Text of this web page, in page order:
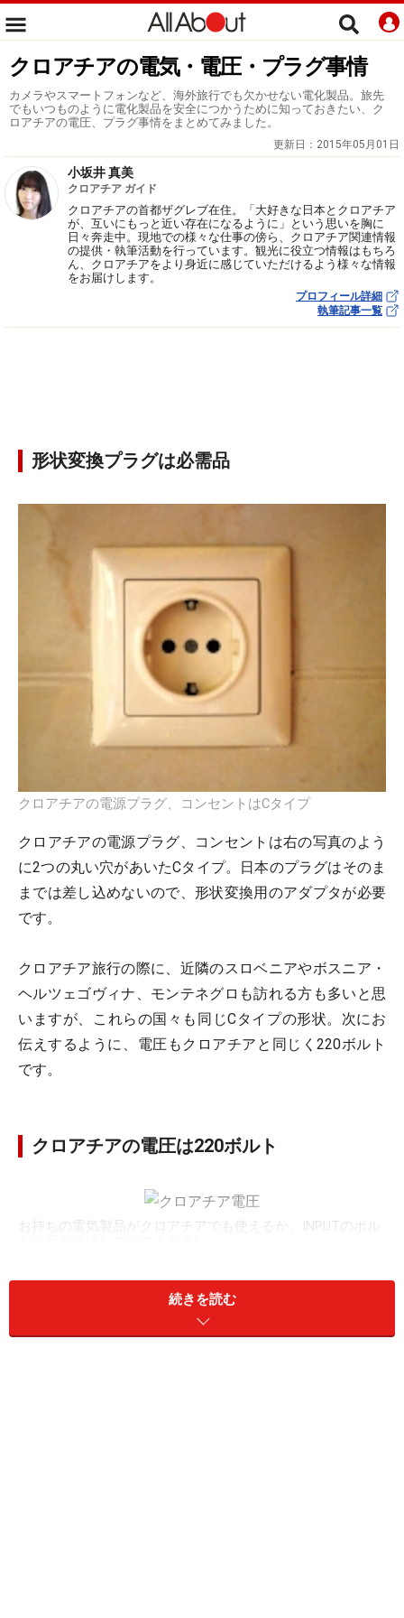
クロアチアの電気・電圧・プラグ事情
カメラやスマートフォンなど、海外旅行でも欠かせない電化製品。旅先
でもいつものように電化製品を安全につかうために知っておきたい、ク
ロアチアの電圧、プラグ事情をまとめてみました。
更新日： 2015年05月01日
小坂井 真美
クロアチア ガイド
クロアチアの首都ザグレブ在住。「大好きな日本とクロアチア
が、互いにもっと近い存在になるように」という思いを胸に
日々奔走中。現地での様々な仕事の傍ら、クロアチア関連情報
の提供・執筆活動を行っています。観光に役立つ情報はもちろ
ん、クロアチアをより身近に感じていただけるよう様々な情報
をお届けします。
プロフィール詳細
執筆記事一覧
形状変換プラグは必需品
クロアチアの電源プラグ、コンセントはCタイプ
クロアチアの電源プラグ、コンセントは右の写真のよう
に2つの丸い穴があいたCタイプ。日本のプラグはそのま
までは差し込めないので、形状変換用のアダプタが必要
です。
クロアチア旅行の際に、近隣のスロベニアやボスニア・
ヘルツェゴヴィナ、モンテネグロも訪れる方も多いと思
いますが、これらの国々も同じCタイプの形状。次にお
伝えするように、電圧もクロアチアと同じく220ボルト
です。
クロアチアの電圧は220ボルト
お持ちの電気製品がクロアチアでも使えるか、INPUTのボル
クロアチアの電圧は220ボルト、周波数は50ヘルツ。そ
のため、日本の電化製品をクロアチアで使用する場合は
続きを読む